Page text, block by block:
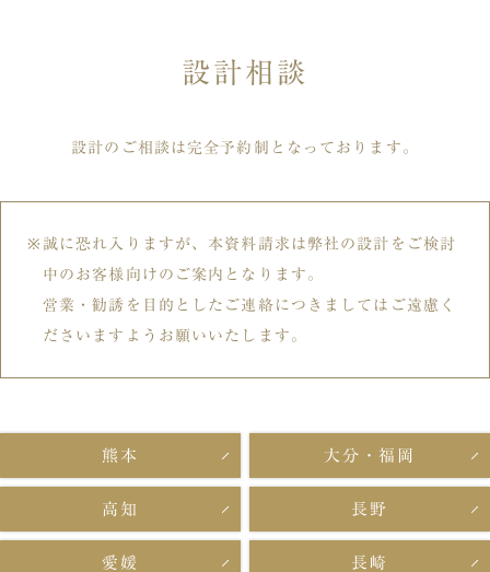
設計相談
設計のご相談は完全予約制となっております。
誠に恐れ入りますが、本資料請求は弊社の設計をご検討
中のお客様向けのご案内となります。
営業・勧誘を目的としたご連絡につきましてはご遠慮く
ださいますようお願いいたします。
熊本 大分・福岡
高知 長野
愛媛 長崎